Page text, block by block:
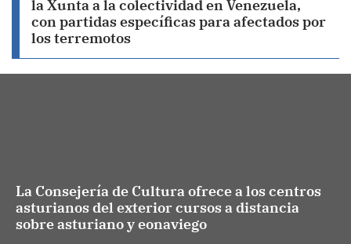
la Xunta a la colectividad en Venezuela,
con partidas específicas para afectados por
los terremotos
La Consejería de Cultura ofrece a los centros
asturianos del exterior cursos a distancia
sobre asturiano y eonaviego